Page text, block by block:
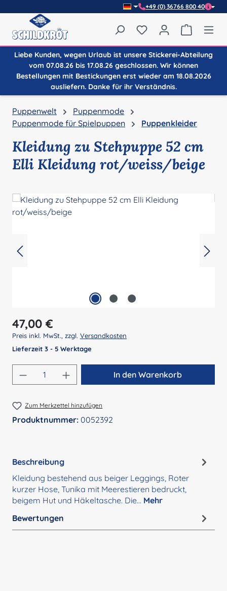
+49 (0) 36766 800 40
Du hast 0 Produkte
Liebe Kunden, wegen Urlaub ist unsere Stickerei-Abteilung
vom 07.08.26 bis 17.08.26 geschlossen. Wir können
Bestellungen mit Bestickungen erst wieder am 18.08.2026
ausliefern. Danke für ihr Verständnis.
Puppenwelt
Puppenmode
Puppenmode für Spielpuppen
Puppenkleider
Kleidung zu Stehpuppe 52 cm
Elli Kleidung rot/weiss/beige
Regulärer Preis:
47,00 €
Preis inkl. MwSt., zzgl. Versandkosten
Lieferzeit 3 - 5 Werktage
Produkt Anzahl: Gib den gewünschten
In den Warenkorb
Zum Merkzettel hinzufügen
Produktnummer: 0052392
Beschreibung
Kleidung bestehend aus beiger Leggings, Roter
kurzer Hose, Tunika mit Meerestieren bedruckt,
beigem Hut und Häkeltasche. Die… Mehr
Bewertungen